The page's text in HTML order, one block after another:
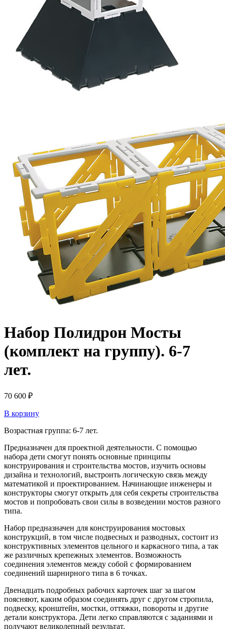
Набор Полидрон Мосты
(комплект на группу). 6-7
лет.
70 600 ₽
В корзину
Возрастная группа: 6-7 лет.
Предназначен для проектной деятельности. С помощью
набора дети смогут понять основные принципы
конструирования и строительства мостов, изучить основы
дизайна и технологий, выстроить логическую связь между
математикой и проектированием. Начинающие инженеры и
конструкторы смогут открыть для себя секреты строительства
мостов и попробовать свои силы в возведении мостов разного
типа.
Набор предназначен для конструирования мостовых
конструкций, в том числе подвесных и разводных, состоит из
конструктивных элементов цельного и каркасного типа, а так
же различных крепежных элементов. Возможность
соединения элементов между собой с формированием
соединений шарнирного типа в 6 точках.
Двенадцать подробных рабочих карточек шаг за шагом
поясняют, каким образом соединять друг с другом стропила,
подвеску, кронштейн, мостки, оттяжки, повороты и другие
детали конструктора. Дети легко справляются с заданиями и
получают великолепный результат.